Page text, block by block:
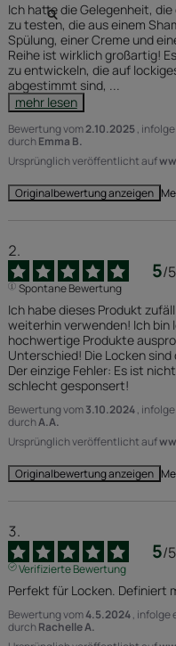
Ich hatte die Gelegenheit,
zu testen, die aus einem
Spülung, einer Creme und
Reihe ist wirklich großartig!
zu entwickeln, die auf
abgestimmt sind, ...
mehr lesen
Bewertung vom2.10.2025,
durchEmma B.
Ursprünglich veröffentlicht auf
Originalbewertung anzeigen
5/5
Spontane Bewertung
Ich habe dieses Produkt
weiterhin verwenden! Ich bin
hochwertige Produkte
Unterschied! Die Locken
Der einzige Fehler: Es ist
schlecht gesponsert!
Bewertung vom3.10.2024,
durchA.A.
Ursprünglich veröffentlicht auf
Originalbewertung anzeigen
5/5
Verifizierte Bewertung
Perfekt für Locken. Definiert
Bewertung vom4.5.2024, infolge
durchRachelle A.